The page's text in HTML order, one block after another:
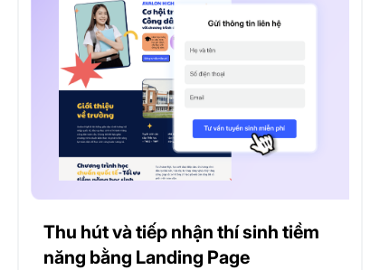
Thu hút và tiếp nhận thí sinh tiềm
năng bằng Landing Page